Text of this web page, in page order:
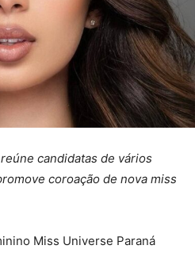
candidatas de vários
coroação de nova miss
Miss Universe Paraná